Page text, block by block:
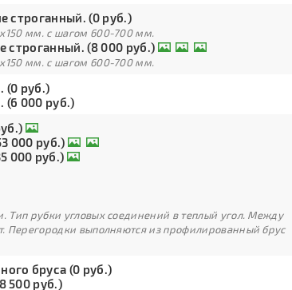
строганный. (0 руб.)
мм. с шагом 600-700 мм.
строганный. (8 000 руб.)
мм. с шагом 600-700 мм.
(0 руб.)
(6 000 руб.)
000 руб.)
000 руб.)
Тип рубки угловых соединений в теплый угол. Между
Перегородки выполняются из профилированный брус
бруса (0 руб.)
500 руб.)